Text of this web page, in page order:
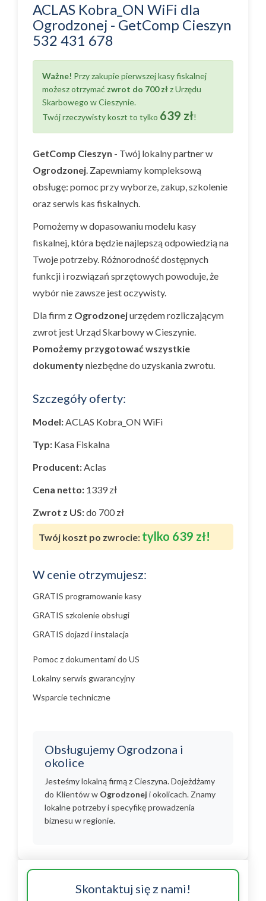
ACLAS Kobra_ON WiFi dla
Ogrodzonej - GetComp Cieszyn
532 431 678
Ważne! Przy zakupie pierwszej kasy fiskalnej
możesz otrzymać zwrot do 700 złz Urzędu
Skarbowego w Cieszynie.
Twój rzeczywisty koszt to tylko 639 zł!
GetComp Cieszyn - Twój lokalny partner w
Ogrodzonej. Zapewniamy kompleksową
obsługę: pomoc przy wyborze, zakup, szkolenie
oraz serwis kas fiskalnych.
Pomożemy w dopasowaniu modelu kasy
fiskalnej, która będzie najlepszą odpowiedzią na
Twoje potrzeby. Różnorodność dostępnych
funkcji i rozwiązań sprzętowych powoduje, że
wybór nie zawsze jest oczywisty.
Dla firm z Ogrodzonejurzędem rozliczającym
zwrot jest Urząd Skarbowy w Cieszynie.
Pomożemy przygotować wszystkie
dokumentyniezbędne do uzyskania zwrotu.
Szczegóły oferty:
Model:ACLAS Kobra_ON WiFi
Typ: Kasa Fiskalna
Producent:Aclas
Cena netto: 1339 zł
Zwrot z US:do 700 zł
Twój koszt po zwrocie: tylko 639 zł!
W cenie otrzymujesz:
GRATIS programowanie kasy
GRATIS szkolenie obsługi
GRATIS dojazd i instalacja
Pomoc z dokumentami do US
Lokalny serwis gwarancyjny
Wsparcie techniczne
Obsługujemy Ogrodzona i
okolice
Jesteśmy lokalną firmą z Cieszyna. Dojeżdżamy
do Klientów w Ogrodzonej i okolicach. Znamy
lokalne potrzeby i specyfikę prowadzenia
biznesu w regionie.
Skontaktuj się z nami!